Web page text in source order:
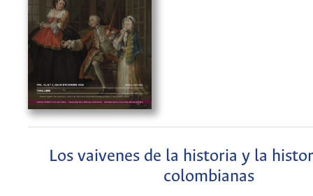
Los vaivenes de la historia y la
colombianas